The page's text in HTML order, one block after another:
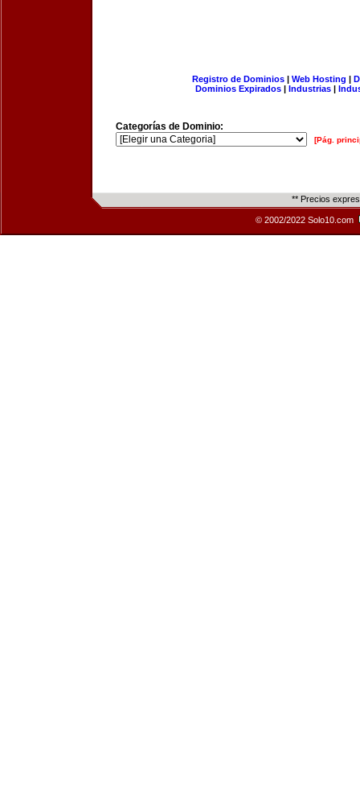
Registro de Dominios| Web Hosting |
Dominios Expirados | Industrias |
Categorías de Dominio:
[Pág.
** Precios
© 2002/2022 Solo10.com